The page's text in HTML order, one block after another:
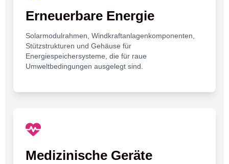
Erneuerbare Energie
Solarmodulrahmen, Windkraftanlagenkomponenten,
Stützstrukturen und Gehäuse für
Energiespeichersysteme, die für raue
Umweltbedingungen ausgelegt sind.
Medizinische Geräte